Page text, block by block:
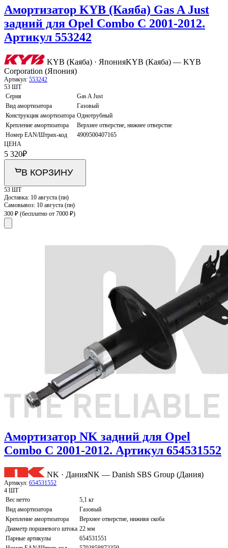
Амортизатор KYB (Каяба) Gas A Just
задний для Opel Combo C 2001-2012.
Артикул 553242
KYB (Каяба) · ЯпонияKYB (Каяба) — KYB
Corporation (Япония)
Артикул: 553242
53 ШТ
Серия
Gas A Just
Вид амортизатора
Газовый
Конструкция амортизатора Однотрубный
Крепление амортизатора
Верхнее отверстие, нижнее отверстие
Номер EAN/Штрих-код
4909500407165
ЦЕНА
5 320₽
В КОРЗИНУ
53 ШТ
Доставка: 10 августа (пн)
Самовывоз: 10 августа (пн)
300 ₽ (бесплатно от 7000 ₽)
Амортизатор NK задний для Opel
Combo C 2001-2012. Артикул 654531552
NK · ДанияNK — Danish SBS Group (Дания)
Артикул: 654531552
4 ШТ
Вес нетто
5,1 кг
Вид амортизатора
Газовый
Крепление амортизатора
Верхнее отверстие, нижняя скоба
Диаметр поршневого штока 22 мм
Парные артикулы
654531551